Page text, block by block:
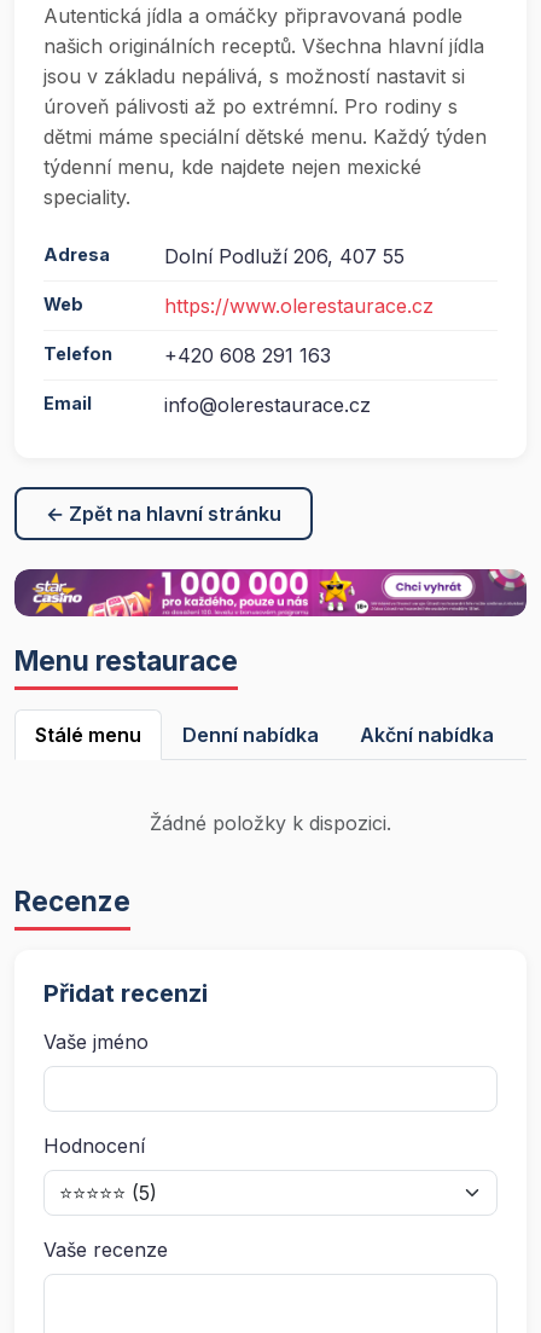
Autentická jídla a omáčky připravovaná podle
našich originálních receptů. Všechna hlavní jídla
jsou v základu nepálivá, s možností nastavit si
úroveň pálivosti až po extrémní. Pro rodiny s
dětmi máme speciální dětské menu. Každý týden
týdenní menu, kde najdete nejen mexické
speciality.
Adresa Dolní Podluží 206, 407 55
Web https://www.olerestaurace.cz
Telefon +420 608 291 163
Email info@olerestaurace.cz
← Zpět na hlavní stránku
Menu restaurace
Stálé menu Denní nabídka Akční nabídka
Žádné položky k dispozici.
Recenze
Přidat recenzi
Vaše jméno
Hodnocení
Vaše recenze